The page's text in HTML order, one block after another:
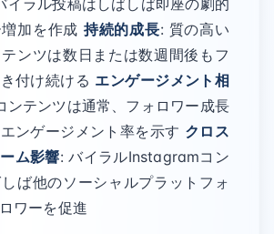
イラル投稿はしばしば即座の劇的
加を作成 持続的成長: 質の高い
ンツは数日または数週間後もフ
付け続ける エンゲージメント相
ンテンツは通常、フォロワー成長
ンゲージメント率を示す クロス
ム影響: バイラルInstagramコン
ば他のソーシャルプラットフォ
ワーを促進